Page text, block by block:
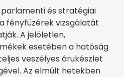
parlamenti és stratégiai
fényfüzérek vizsgálatát
A jelöletlen,
esetében a hatóság
veszélyes árukészlet
Az elmúlt hetekben